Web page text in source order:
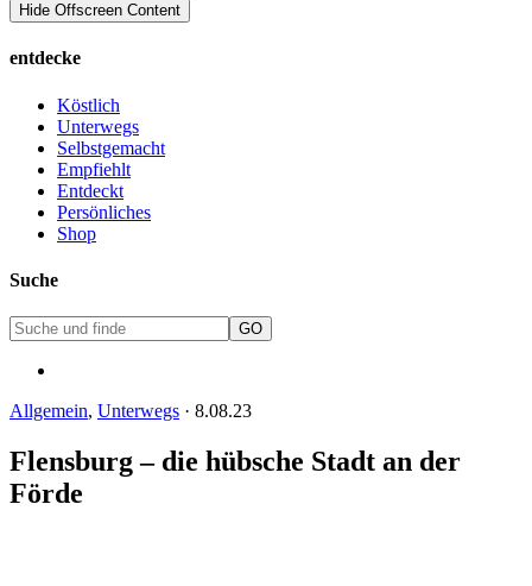
Hide Offscreen Content
entdecke
Köstlich
Unterwegs
Selbstgemacht
Empfiehlt
Entdeckt
Persönliches
Shop
Suche
Allgemein, Unterwegs · 8.08.23
Flensburg – die hübsche Stadt an der
Förde